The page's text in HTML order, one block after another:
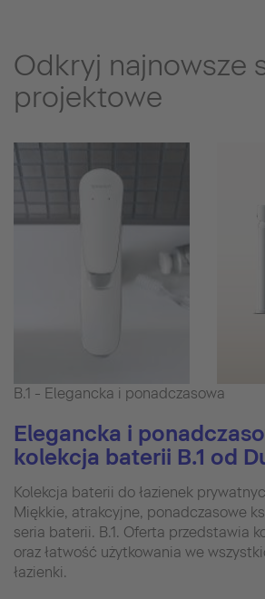
Odkryj najnowsze
projektowe
B.1 - Elegancka i ponadczasowa
Elegancka i
kolekcja baterii B.1 od
Kolekcja baterii do łazienek
Miękkie, atrakcyjne, ponadczasowe
seria baterii. B.1. Oferta przedstawia
oraz łatwość użytkowania we
łazienki.